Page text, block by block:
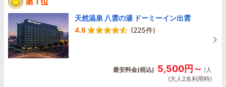
天然温泉 八雲の湯 ドーミーイン出雲
4.6
(225件)
最安料金(税込) 5,500円～ /人
(大人2名利用時)